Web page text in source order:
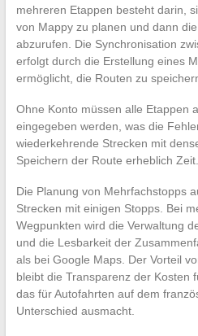
mehreren Etappen besteht darin,
von Mappy zu planen und dann
abzurufen. Die Synchronisation
erfolgt durch die Erstellung eines
ermöglicht, die Routen zu
Ohne Konto müssen alle Etappen
eingegeben werden, was die
wiederkehrende Strecken mit
Speichern der Route erheblich Zeit.
Die Planung von Mehrfachstopps
Strecken mit einigen Stopps. Bei
Wegpunkten wird die Verwaltung
und die Lesbarkeit der
als bei Google Maps. Der Vorteil
bleibt die Transparenz der Kosten
das für Autofahrten auf dem
Unterschied ausmacht.